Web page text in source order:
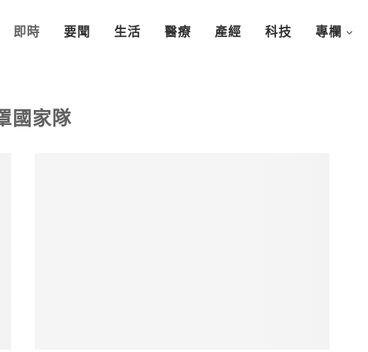
即時 要聞 生活 醫療 產經 科技 專欄
國家隊